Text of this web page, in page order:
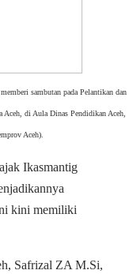
sambutan pada Pelantikan dan
di Aula Dinas Pendidikan Aceh,
Aceh).
Ikasmantig
kini memiliki
Safrizal ZA M.Si,